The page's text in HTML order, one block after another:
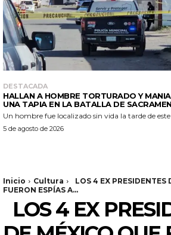
DESTACADA
HALLAN A HOMBRE TORTURADO Y
UNA TAPIA EN LA BATALLA DE
Un hombre fue localizado sin vida la tarde de este
5 de agosto de 2026